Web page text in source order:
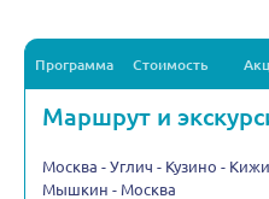
Программа Стоимость
Маршрут и
Москва - Углич - Кузино -
Мышкин - Москва